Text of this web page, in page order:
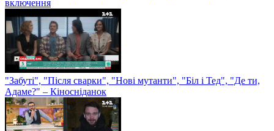
включення
"Забуті", "Після сварки", "Нові мутанти", "Біл і Тед", "Де ти,
Адаме?" – Кіносніданок